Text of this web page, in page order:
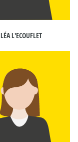
LÉA L'ECOUFLET